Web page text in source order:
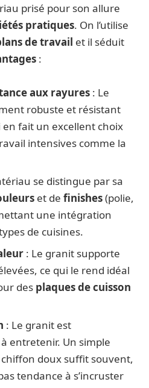
prisé pour son allure
pratiques. On l’utilise
de travail et il séduit
:
aux rayures : Le
robuste et résistant
fait un excellent choix
intensives comme la
se distingue par sa
et de finishes(polie,
une intégration
de cuisines.
: Le granit supporte
ce qui le rend idéal
des plaques de cuisson
: Le granit est
entretenir. Un simple
doux suffit souvent,
tendance à s’incruster